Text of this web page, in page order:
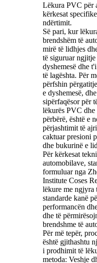
Lëkura PVC për
kërkesat
ndërtimit. ‌
Së pari, kur
brendshëm të
mirë të lidhjes
të siguruar
dyshemesë dhe
të lagështa. Për
përfshin
e dyshemesë,
sipërfaqësor për
lëkurës PVC dhe
përbërë, është e
përjashtimit të
caktuar presioni
dhe bukurinë e
Për kërkesat
automobilave,
formuluar nga
Institute Coses
lëkure me
standarde kanë
performancën
dhe të
brendshme të
Për më tepër,
është gjithashtu
i prodhimit të
metoda: Veshje